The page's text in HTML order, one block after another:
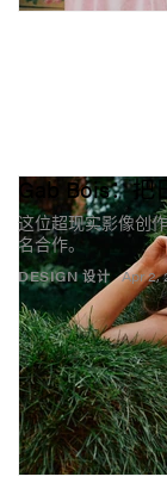
DESIGN 设计
Gab Bois：
这位超现实影像创
名合作。
Apr 2,